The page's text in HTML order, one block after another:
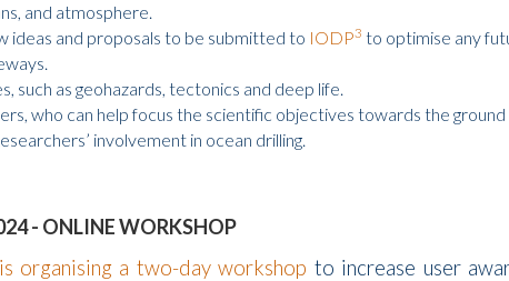
and atmosphere.
ideas and proposals to be submitted to IODP3 to optimise any
such as geohazards, tectonics and deep life.
who can help focus the scientific objectives towards the
involvement in ocean drilling.
- ONLINE WORKSHOP
is organising a two-day workshop to increase user